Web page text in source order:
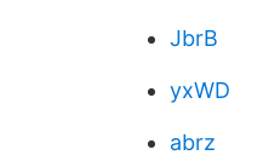
JbrB
yxWD
abrz